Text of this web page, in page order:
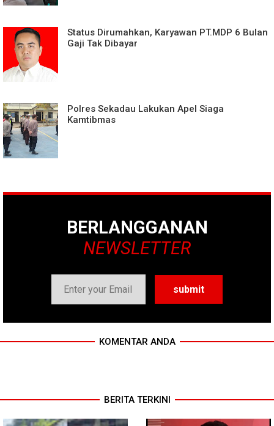
Status Dirumahkan, Karyawan PT.MDP 6 Bulan
Gaji Tak Dibayar
Polres Sekadau Lakukan Apel Siaga
Kamtibmas
BERLANGGANAN
NEWSLETTER
KOMENTAR ANDA
BERITA TERKINI